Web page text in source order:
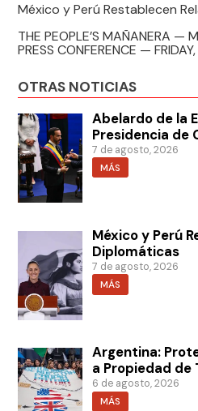
México y Perú Restablecen
THE PEOPLE’S MAÑANERA —
PRESS CONFERENCE —
OTRAS NOTICIAS
Abelardo de la
Presidencia de
7 de agosto, 2026
MÁS
México y Perú
Diplomáticas
7 de agosto, 2026
MÁS
Argentina:
a Propiedad de
6 de agosto, 2026
MÁS